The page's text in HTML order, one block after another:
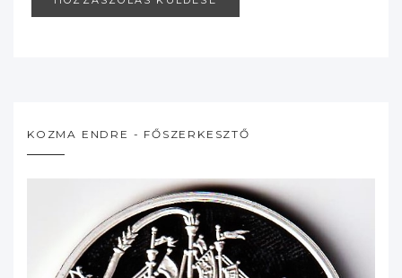
KOZMA ENDRE - FŐSZERKESZTŐ